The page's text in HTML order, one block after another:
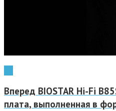
Вперед BIOSTAR Hi-Fi
плата, выполненная в